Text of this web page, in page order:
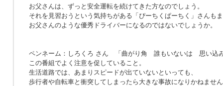
お父さんは、ずっと安全運転を続けてきた方なのでしょう。
それを見習おうという気持ちがある「ぴーちくぱーちく」さんも
お父さんのような優秀ドライバーになるのではないでしょうか。
ペンネーム：しろくろ さん
「曲がり角 誰もいないは 思い込
この番組でよく注意を促していること。
生活道路では、あまりスピードが出ていないといっても、
歩行者や自転車と衝突してしまったら大きな事故になりかねませ